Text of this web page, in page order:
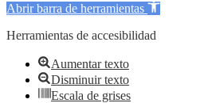
Abrir barra de herramientas
Herramientas de accesibilidad
Aumentar texto
Disminuir texto
Escala de grises